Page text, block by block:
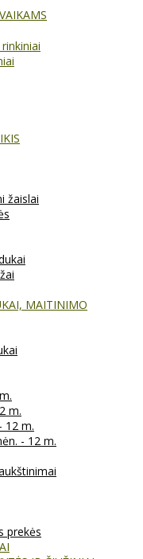
žaislai
MAITINIMO
m.
12 m.
- 12 m.
prekės